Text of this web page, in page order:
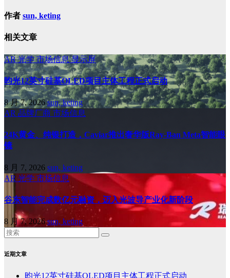
作者 sun, keting
相关文章
AR光学市场信息显示屏
昀光12英寸硅基OLED项目主体工程正式启动
8 月 7, 2026sun, keting
AR 品牌厂商 市场信息
24K黄金、纯银打造，Caviar推出奢华版Ray-Ban Meta智能眼
镜
8 月 7, 2026 sun, keting
AR 光学 市场信息
谷东智能完成数亿元融资，迈入光波导产业化新阶段
8 月 7, 2026sun, keting
近期文章
昀光12英寸硅基OLED项目主体工程正式启动